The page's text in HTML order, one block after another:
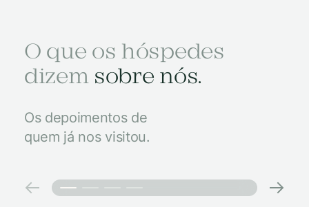
O que os hóspedes
dizem sobre nós.
Os depoimentos de
quem já nos visitou.